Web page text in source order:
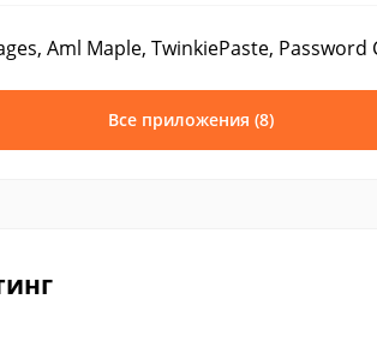
Aml Maple, TwinkiePaste,
Все приложения (8)